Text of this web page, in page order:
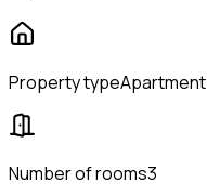
Property typeApartment
Number of rooms3